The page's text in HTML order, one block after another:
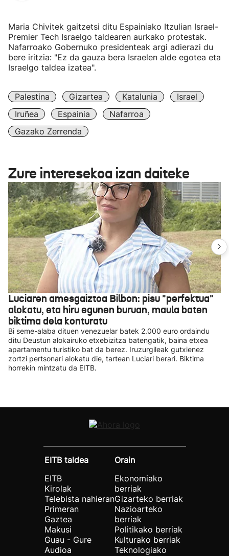
Maria Chivitek gaitzetsi ditu Espainiako Itzulian Israel-
Premier Tech Israelgo taldearen aurkako protestak.
Nafarroako Gobernuko presidenteak argi adierazi du
bere iritzia: "Ez da gauza bera Israelen alde egotea eta
Israelgo taldea izatea".
Palestina Gizartea Katalunia
Israel
Iruñea
Espainia
Nafarroa
Gazako Zerrenda
Zure interesekoa izan daiteke
Luciaren amesgaiztoa Bilbon: pisu "perfektua"
alokatu, eta hiru egunen buruan, maula baten
biktima dela konturatu
Bi seme-alaba dituen venezuelar batek 2.000 euro ordaindu
ditu Deustun alokairuko etxebizitza batengatik, baina etxea
apartamentu turistiko bat da berez. Iruzurgileak gutxienez
zortzi pertsonari alokatu die, tartean Luciari berari. Biktima
horrekin mintzatu da EITB.
EITB taldea
EITB
Kirolak
Telebista nahieran
Primeran
Gaztea
Makusi
Guau - Gure
Audioa
Orain
Ekonomiako
berriak
Gizarteko berriak
Nazioarteko
berriak
Politikako berriak
Kulturako berriak
Teknologiako